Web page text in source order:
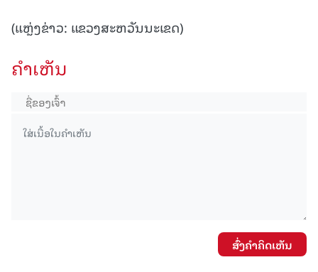
(ແຫຼ່ງຂ່າວ: ແຂວງສະຫວັນນະເຂດ)
ຄໍາເຫັນ
ສົ່ງຄໍາຄິດເຫັນ